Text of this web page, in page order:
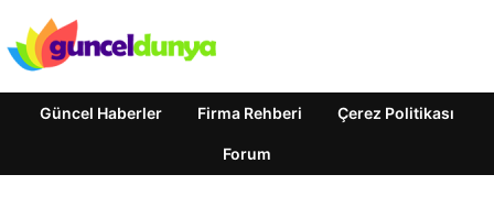
Güncel Haberler Firma Rehberi Çerez Politikası
Forum